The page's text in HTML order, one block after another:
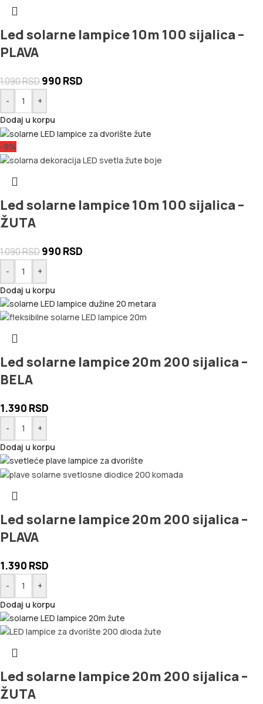
Led solarne lampice 10m 100 sijalica –
PLAVA
1.090RSD990 RSD
-
+
Dodaj u korpu
-9%
Led solarne lampice 10m 100 sijalica –
ŽUTA
1.090RSD990 RSD
-
+
Dodaj u korpu
Led solarne lampice 20m 200 sijalica –
BELA
1.390 RSD
-
+
Dodaj u korpu
Led solarne lampice 20m 200 sijalica –
PLAVA
1.390 RSD
-
+
Dodaj u korpu
Led solarne lampice 20m 200 sijalica –
ŽUTA